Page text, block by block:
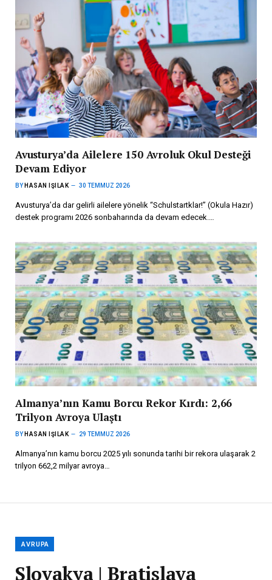
Avusturya’da Ailelere 150 Avroluk Okul Desteği
Devam Ediyor
BY HASAN IŞILAK 30 TEMMUZ 2026
Avusturya’da dar gelirli ailelere yönelik “Schulstartklar!” (Okula Hazır)
destek programı 2026 sonbaharında da devam edecek.…
Almanya’nın Kamu Borcu Rekor Kırdı: 2,66
Trilyon Avroya Ulaştı
BY HASAN IŞILAK 29 TEMMUZ 2026
Almanya’nın kamu borcu 2025 yılı sonunda tarihi bir rekora ulaşarak 2
trilyon 662,2 milyar avroya…
AVRUPA
Slovakya | Bratislava